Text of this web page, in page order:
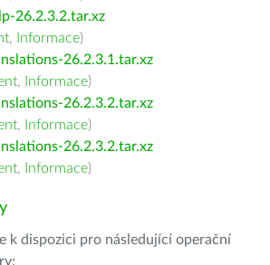
26.2.3.2.tar.xz
, Informace)
26.2.3.1.tar.xz
, Informace)
26.2.3.2.tar.xz
, Informace)
26.2.3.2.tar.xz
, Informace)
k dispozici pro následující operační